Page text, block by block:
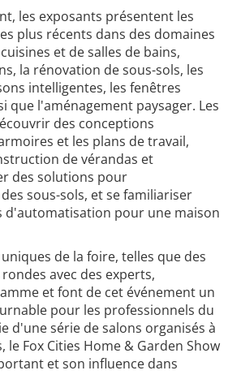
les exposants présentent les
plus récents dans des domaines
et de salles de bains,
la rénovation de sous-sols, les
intelligentes, les fenêtres
que l'aménagement paysager. Les
des conceptions
et les plans de travail,
de vérandas et
des solutions pour
sous-sols, et se familiariser
d'automatisation pour une maison
de la foire, telles que des
avec des experts,
et font de cet événement un
pour les professionnels du
d'une série de salons organisés à
le Fox Cities Home & Garden Show
et son influence dans